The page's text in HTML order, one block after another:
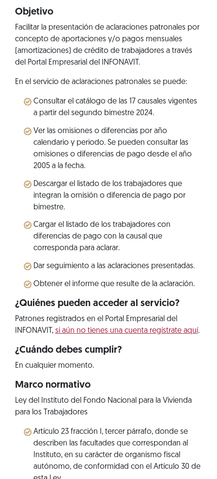
Objetivo
Facilitar la presentación de aclaraciones patronales por
concepto de aportaciones y/o pagos mensuales
(amortizaciones) de crédito de trabajadores a través
del Portal Empresarial del INFONAVIT.
En el servicio de aclaraciones patronales se puede:
Consultar el catálogo de las 17 causales vigentes
a partir del segundo bimestre 2024.
Ver las omisiones o diferencias por año
calendario y periodo. Se pueden consultar las
omisiones o diferencias de pago desde el año
2005 a la fecha.
Descargar el listado de los trabajadores que
integran la omisión o diferencia de pago por
bimestre.
Cargar el listado de los trabajadores con
diferencias de pago con la causal que
corresponda para aclarar.
Dar seguimiento a las aclaraciones presentadas.
Obtener el informe que resulte de la aclaración.
¿Quiénes pueden acceder al servicio?
Patrones registrados en el Portal Empresarial del
INFONAVIT, si aún no tienes una cuenta regístrate aquí.
¿Cuándo debes cumplir?
En cualquier momento.
Marco normativo
Ley del Instituto del Fondo Nacional para la Vivienda
para los Trabajadores
Artículo 23 fracción I, tercer párrafo, donde se
describen las facultades que correspondan al
Instituto, en su carácter de organismo fiscal
autónomo, de conformidad con el Artículo 30 de